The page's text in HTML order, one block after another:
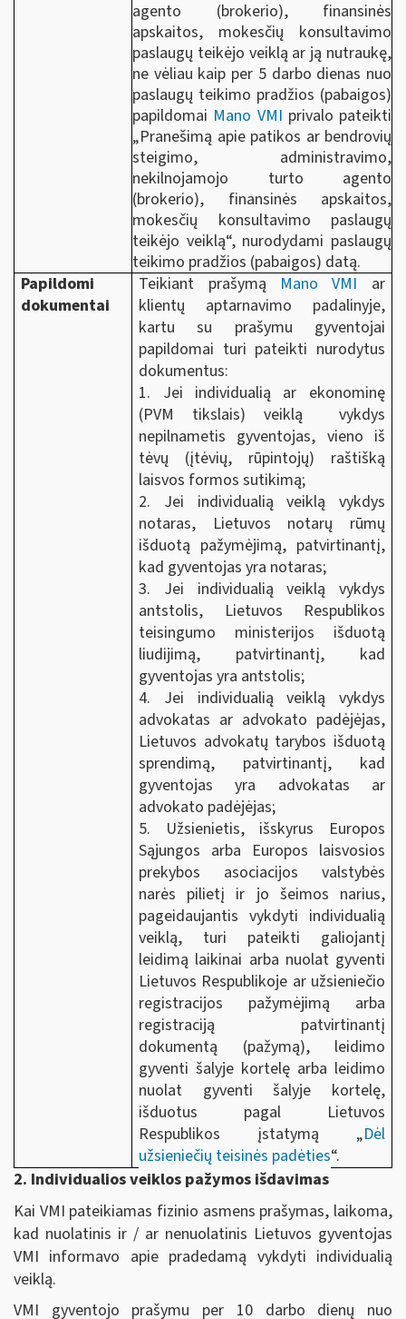
agento (brokerio), finansinės
apskaitos, mokesčių konsultavimo
paslaugų teikėjo veiklą ar ją nutraukę,
ne vėliau kaip per 5 darbo dienas nuo
paslaugų teikimo pradžios (pabaigos)
papildomai Mano VMI privalo pateikti
„Pranešimą apie patikos ar bendrovių
steigimo, administravimo,
nekilnojamojo turto agento
(brokerio), finansinės apskaitos,
mokesčių konsultavimo paslaugų
teikėjo veiklą“, nurodydami paslaugų
teikimo pradžios (pabaigos) datą.
Papildomi
dokumentai
Teikiant prašymą Mano VMI ar
klientų aptarnavimo padalinyje,
kartu su prašymu gyventojai
papildomai turi pateikti nurodytus
dokumentus:
1. Jei individualią ar ekonominę
(PVM tikslais) veiklą vykdys
nepilnametis gyventojas, vieno iš
tėvų (įtėvių, rūpintojų) raštišką
laisvos formos sutikimą;
2. Jei individualią veiklą vykdys
notaras, Lietuvos notarų rūmų
išduotą pažymėjimą, patvirtinantį,
kad gyventojas yra notaras;
3. Jei individualią veiklą vykdys
antstolis, Lietuvos Respublikos
teisingumo ministerijos išduotą
liudijimą, patvirtinantį, kad
gyventojas yra antstolis;
4. Jei individualią veiklą vykdys
advokatas ar advokato padėjėjas,
Lietuvos advokatų tarybos išduotą
sprendimą, patvirtinantį, kad
gyventojas yra advokatas ar
advokato padėjėjas;
5. Užsienietis, išskyrus Europos
Sąjungos arba Europos laisvosios
prekybos asociacijos valstybės
narės pilietį ir jo šeimos narius,
pageidaujantis vykdyti individualią
veiklą, turi pateikti galiojantį
leidimą laikinai arba nuolat gyventi
Lietuvos Respublikoje ar užsieniečio
registracijos pažymėjimą arba
registraciją patvirtinantį
dokumentą (pažymą), leidimo
gyventi šalyje kortelę arba leidimo
nuolat gyventi šalyje kortelę,
išduotus pagal Lietuvos
Respublikos įstatymą „Dėl
užsieniečių teisinės padėties“.
2. Individualios veiklos pažymos išdavimas
Kai VMI pateikiamas fizinio asmens prašymas, laikoma,
kad nuolatinis ir / ar nenuolatinis Lietuvos gyventojas
VMI informavo apie pradedamą vykdyti individualią
veiklą.
VMI gyventojo prašymu per 10 darbo dienų nuo